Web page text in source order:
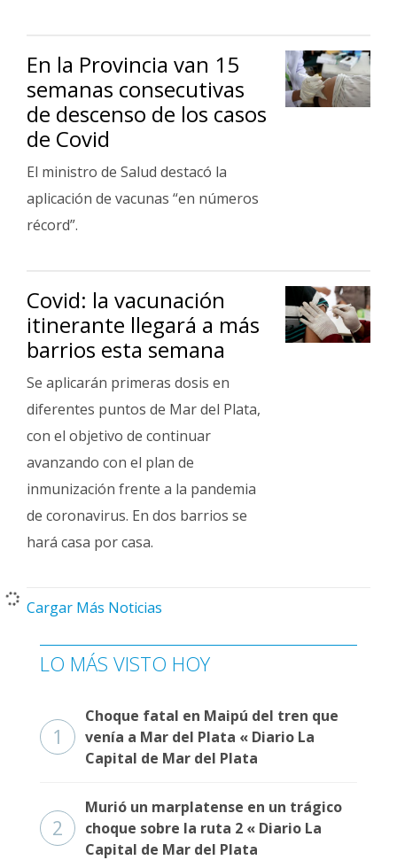
En la Provincia van 15
semanas consecutivas
de descenso de los casos
de Covid
El ministro de Salud destacó la
aplicación de vacunas “en números
récord”.
Covid: la vacunación
itinerante llegará a más
barrios esta semana
Se aplicarán primeras dosis en
diferentes puntos de Mar del Plata,
con el objetivo de continuar
avanzando con el plan de
inmunización frente a la pandemia
de coronavirus. En dos barrios se
hará casa por casa.
Cargar Más Noticias
LO MÁS VISTO HOY
1
Choque fatal en Maipú del tren que
venía a Mar del Plata « Diario La
Capital de Mar del Plata
2
Murió un marplatense en un trágico
choque sobre la ruta 2 « Diario La
Capital de Mar del Plata